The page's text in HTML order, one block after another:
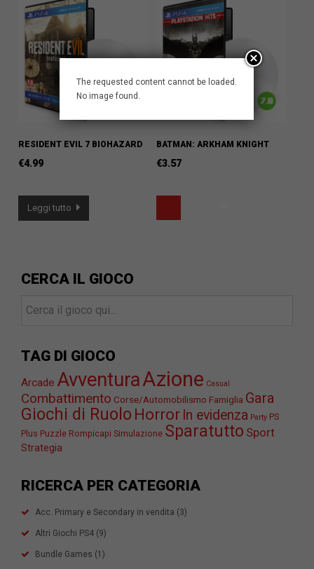
RESIDENT EVIL 7 BIOHAZARD
€4.99
Leggi tutto
BATMAN: ARKHAM KNIGHT
€3.57
CERCA IL GIOCO
TAG DI GIOCO
Arcade AvventuraAzione Casual
Combattimento Corse/Automobilismo Famiglia Gara
Giochi di Ruolo Horror In evidenza Party PS
Plus Puzzle Rompicapi Simulazione Sparatutto Sport
Strategia
RICERCA PER CATEGORIA
Acc. Primary e Secondary in vendita (3)
Altri Giochi PS4 (9)
Bundle Games (1)
The requested content cannot be loaded.
No image found.